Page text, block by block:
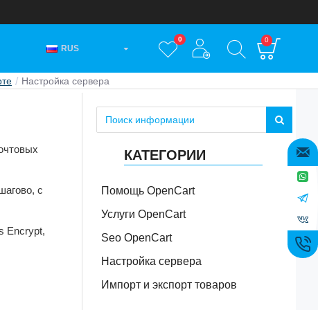
RUS
0 0
Настройка сервера
с
Encrypt,
КАТЕГОРИИ
Помощь OpenCart
Услуги OpenCart
Seo OpenCart
Настройка сервера
Импорт и экспорт товаров